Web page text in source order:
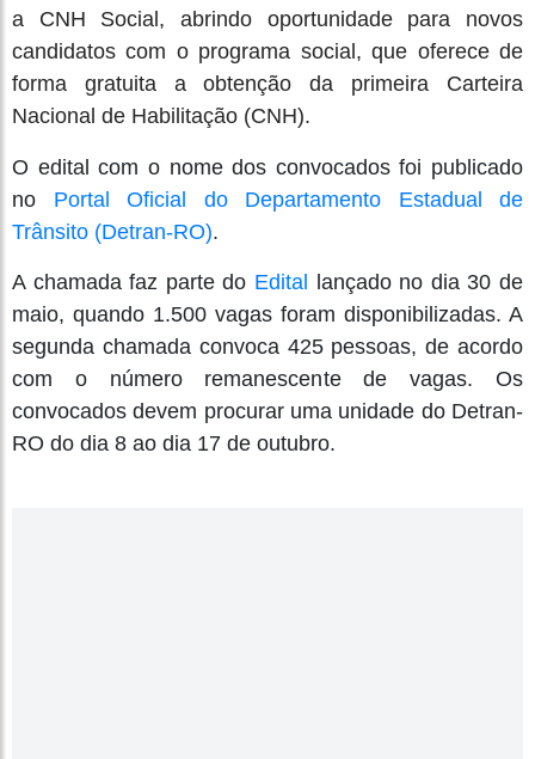
a CNH Social, abrindo oportunidade para novos
candidatos com o programa social, que oferece de
forma gratuita a obtenção da primeira Carteira
Nacional de Habilitação (CNH).
O edital com o nome dos convocados foi publicado
no Portal Oficial do Departamento Estadual de
Trânsito (Detran-RO).
A chamada faz parte do Edital lançado no dia 30 de
maio, quando 1.500 vagas foram disponibilizadas. A
segunda chamada convoca 425 pessoas, de acordo
com o número remanescente de vagas. Os
convocados devem procurar uma unidade do Detran-
RO do dia 8 ao dia 17 de outubro.